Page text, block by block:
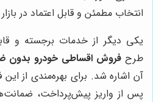
انتخاب مطمئن و قابل اعتماد در
یکی دیگر از خدمات برجسته و
طرح فروش اقساطی خودرو بدون
آن اشاره شد. برای بهره‌مندی از
پس از واریز پیش‌پرداخت،